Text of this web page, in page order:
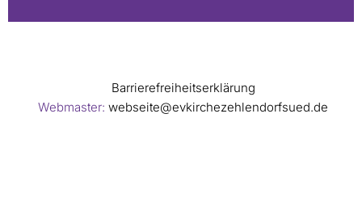
Barrierefreiheitserklärung
Webmaster: webseite@evkirchezehlendorfsued.de